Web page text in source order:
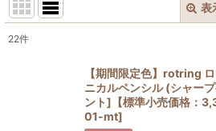
表
22件
【期間限定色】rotring
ニカルペンシル (シャー
ント]【標準小売価格：
01-mt]